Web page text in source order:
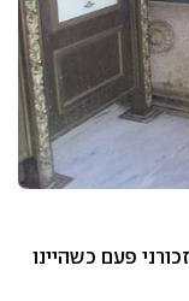
פעם כשהיינו